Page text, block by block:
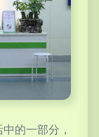
的一部分，